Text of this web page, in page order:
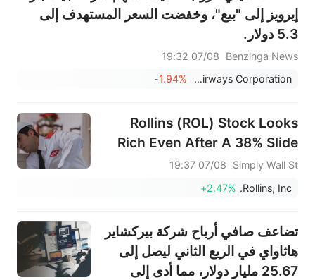
إيرويز إلى "بيع"، وخفضت السعر المستهدف إلى
5.3 دولار.
Benzinga News
07/08 19:32
JetBlue Airways Corporation
-1.94%
Rollins (ROL) Stock Looks
Rich Even After A 38% Slide
Simply Wall St
07/08 19:37
Rollins, Inc.
+2.47%
تضاعف صافي أرباح شركة بيركشاير
هاثاواي في الربع الثاني ليصل إلى
25.67 مليار دولار، مما أدى إلى